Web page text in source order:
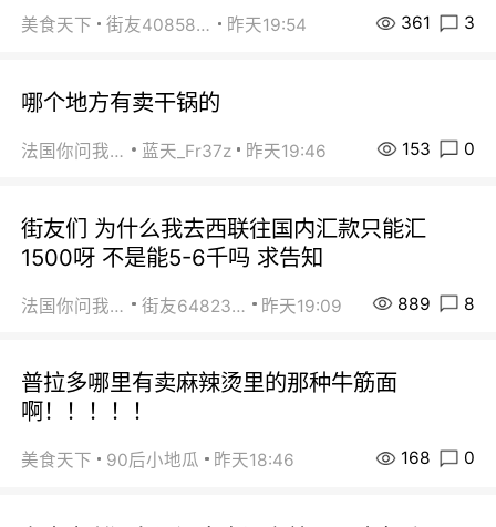
美食天下 街友40858442 昨天19:54 361 3
哪个地方有卖干锅的
法国你问我答 蓝天_Fr37z 昨天19:46 153 0
街友们 为什么我去西联往国内汇款只能汇
1500呀 不是能5-6千吗 求告知
法国你问我答 街友64823891 昨天19:09 889 8
普拉多哪里有卖麻辣烫里的那种牛筋面
啊！！！！！
美食天下 90后小地瓜 昨天18:46 168 0